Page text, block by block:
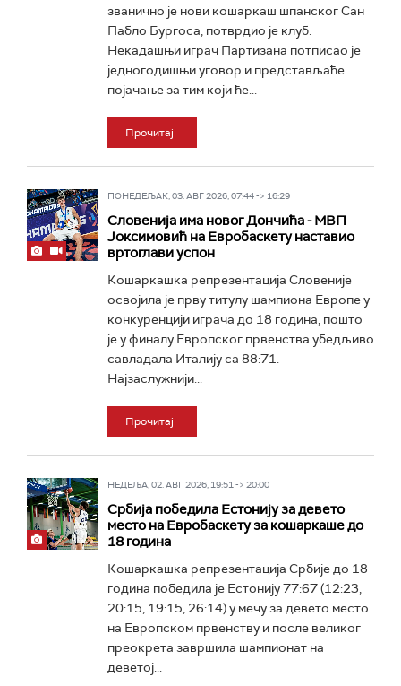
званично је нови кошаркаш шпанског Сан
Пабло Бургоса, потврдио је клуб.
Некадашњи играч Партизана потписао је
једногодишњи уговор и представљаће
појачање за тим који ће...
Прочитај
ПОНЕДЕЉАК, 03. АВГ 2026, 07:44 -> 16:29
Словенија има новог Дончића - МВП
Јоксимовић на Евробаскету наставио
вртоглави успон
Кошаркашка репрезентација Словеније
освојила је прву титулу шампиона Европе у
конкуренцији играча до 18 година, пошто
је у финалу Европског првенства убедљиво
савладала Италију са 88:71.
Најзаслужнији...
Прочитај
НЕДЕЉА, 02. АВГ 2026, 19:51 -> 20:00
Србија победила Естонију за девето
место на Евробаскету за кошаркаше до
18 година
Кошаркашка репрезентација Србије до 18
година победила је Естонију 77:67 (12:23,
20:15, 19:15, 26:14) у мечу за девето место
на Европском првенству и после великог
преокрета завршила шампионат на
деветој...